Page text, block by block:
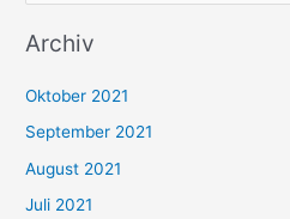
c
n
n
a
Archiv
Oktober 2021
September 2021
August 2021
Juli 2021